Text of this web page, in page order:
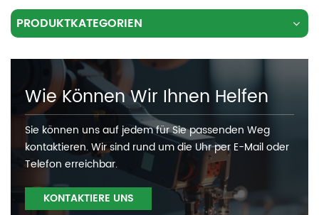
PRODUKTKATEGORIEN
Wie Können Wir Ihnen Helfen
Sie können uns auf jedem für Sie passenden Weg
kontaktieren. Wir sind rund um die Uhr per E-Mail oder
Telefon erreichbar.
KONTAKTIERE UNS